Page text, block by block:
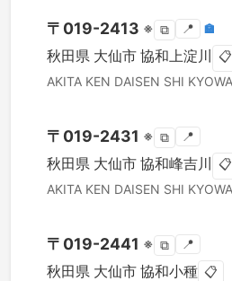
〒 019-2413 ※ ⧉ 📍 🏣
秋田県 大仙市 協和上淀川 📋
AKITA KEN DAISEN SHI
〒 019-2431 ※ ⧉ 📍
秋田県 大仙市 協和峰吉川 📋
AKITA KEN DAISEN SHI
〒 019-2441 ※ ⧉ 📍
秋田県 大仙市 協和小種 📋